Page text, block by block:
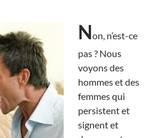
Non, n’est-ce
pas ? Nous
voyons des
hommes et des
femmes qui
persistent et
signent et